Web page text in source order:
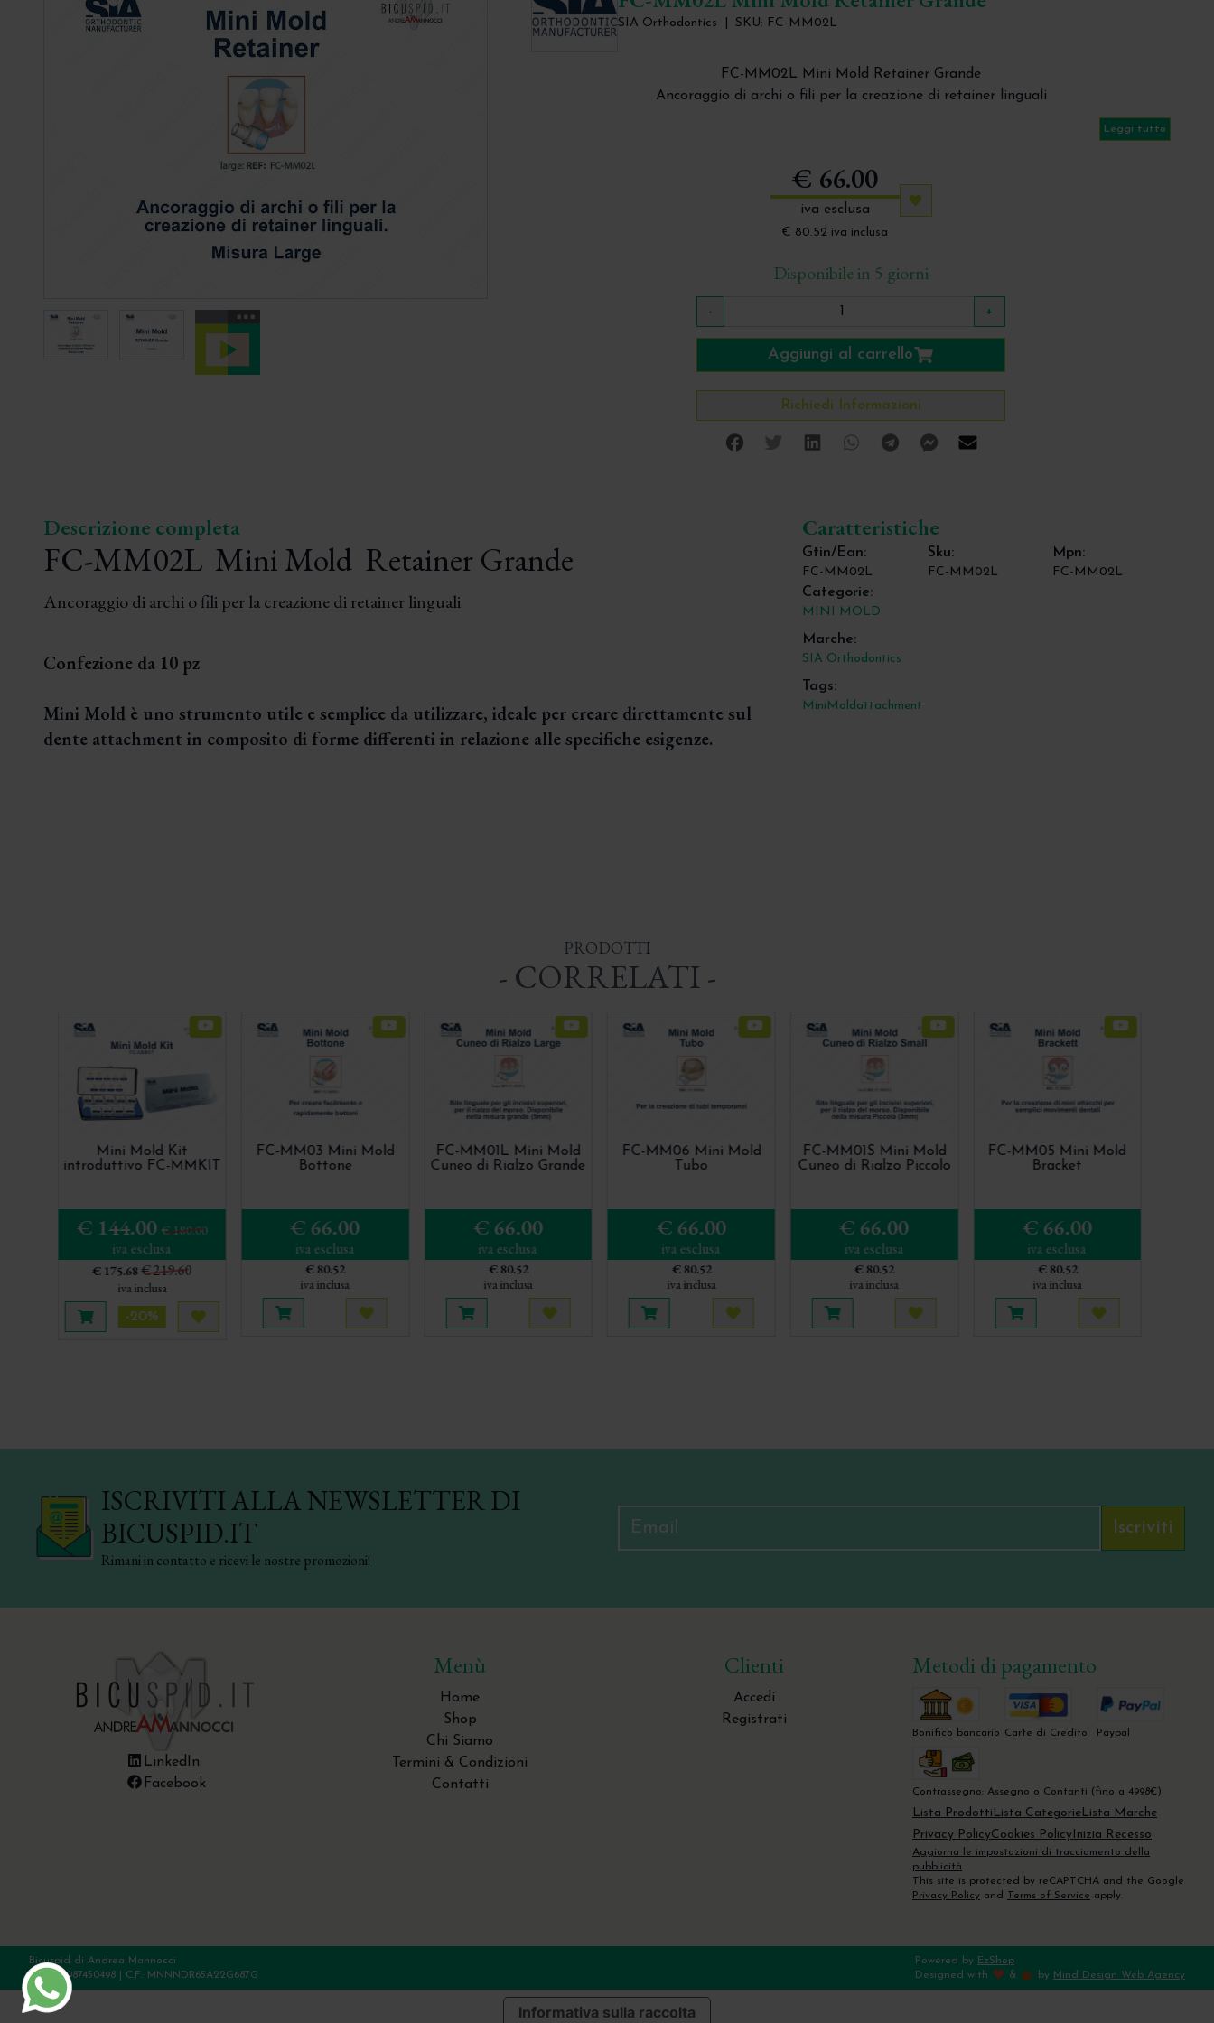
SIA Orthodontics SKU: FC-MM02L
FC-MM02L Mini Mold Retainer Grande
Ancoraggio di archi o fili per la creazione di retainer linguali
Leggi tutto
€ 66.00
iva esclusa
€ 80.52 iva inclusa
Aggiungi ai preferiti
Disponibile in 5 giorni
- +
Aggiungi al carrello
Richiedi Informazioni
Facebook
TwitterLinkedinWhatsappTelegramFacebook Messenger
Descrizione completa
FC-MM02L Mini Mold Retainer Grande
Ancoraggio di archi o fili per la creazione di retainer linguali
Confezione da 10 pz
Mini Mold è uno strumento utile e semplice da utilizzare, ideale per creare direttamente sul
dente attachment in composito di forme differenti in relazione alle specifiche esigenze.
Caratteristiche
Gtin/Ean:
FC-MM02L
Sku:
FC-MM02L
Mpn:
FC-MM02L
Categorie:
MINI MOLD
Marche:
SIA Orthodontics
Tags:
MiniMold attachment
PRODOTTI
- CORRELATI -
Mini Mold Kit
introduttivo FC-MMKIT
€ 144.00 € 180.00
iva esclusa
€ 175.68€ 219.60
iva inclusa
Aggiungi al carrello
-20%
Acquista più tardi
FC-MM03 Mini Mold
Bottone
€ 66.00
iva esclusa
€ 80.52
iva inclusa
Aggiungi al carrelloAcquista più tardi
FC-MM01L Mini Mold
Cuneo di Rialzo Grande
€ 66.00
iva esclusa
€ 80.52
iva inclusa
Aggiungi al carrelloAcquista più tardi
FC-MM06 Mini Mold
Tubo
€ 66.00
iva esclusa
€ 80.52
iva inclusa
Aggiungi al carrelloAcquista più tardi
FC-MM01S Mini Mold
Cuneo di Rialzo Piccolo
€ 66.00
iva esclusa
€ 80.52
iva inclusa
Aggiungi al carrelloAcquista più tardi
FC-MM05 Mini Mold
Bracket
€ 66.00
iva esclusa
€ 80.52
iva inclusa
Aggiungi al carrelloAcquista più
ISCRIVITI ALLA NEWSLETTER DI
BICUSPID.IT
Rimani in contatto e ricevi le nostre promozioni!
Iscriviti
LinkedIn
Facebook
Menù
Home
Shop
Chi Siamo
Termini & Condizioni
Contatti
Clienti
Accedi
Registrati
Metodi di pagamento
Bonifico bancario Carte di Credito Paypal
Contrassegno: Assegno o Contanti (fino a 4998€)
Lista Prodotti Lista CategorieLista Marche
Privacy PolicyCookies PolicyInizia Recesso
Aggiorna le impostazioni di tracciamento della
pubblicità
This site is protected by reCAPTCHA and the Google
Privacy Policy and Terms of Service apply.
Bicuspid di Andrea Mannocci
P.Iva: 01087450498 | C.F.: MNNNDR65A22G687G
Powered by EzShop
Designed with
& by Mind Design Web Agency
Informativa sulla raccolta